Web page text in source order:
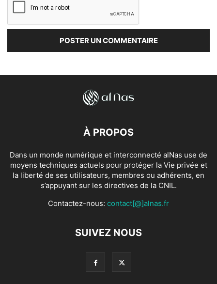
À PROPOS
Dans un monde numérique et interconnecté alNas use de
moyens techniques actuels pour protéger la Vie privée et
la liberté de ses utilisateurs, membres ou adhérents, en
s’appuyant sur les directives de la CNIL.
Contactez-nous: contact[@]alnas.fr
SUIVEZ NOUS